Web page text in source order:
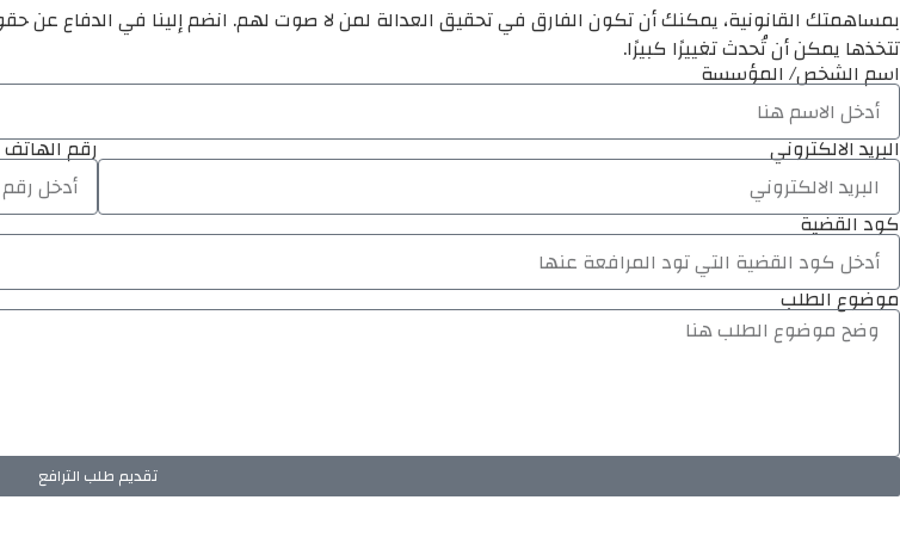
بمساهمتك القانونية، يمكنك أن تكون الفارق في تحقيق العدالة لمن لا صوت لهم. انضم إلينا في الدفاع
تتخذها يمكن أن تُحدث تغييرًا كبيرًا.
اسم الشخص/ المؤسسة
البريد الالكتروني رقم الهاتف
كود القضية
موضوع الطلب
تقديم طلب الترافع